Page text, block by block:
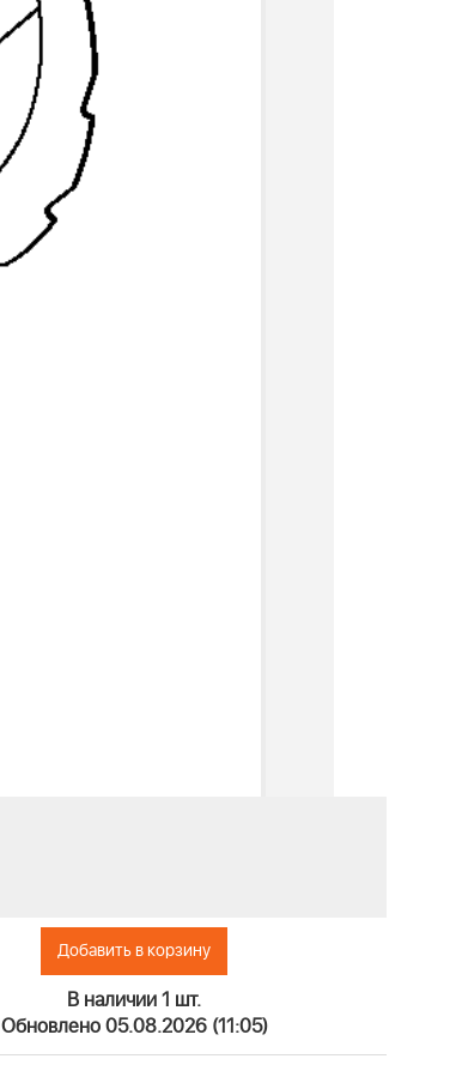
Добавить в корзину
В наличии 1 шт.
Обновлено 05.08.2026 (11:05)